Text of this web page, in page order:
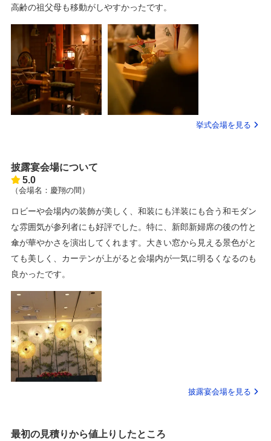
高齢の祖父母も移動がしやすかったです。
挙式会場を見る
披露宴会場について
5.0
（会場名：慶翔の間）
ロビーや会場内の装飾が美しく、和装にも洋装にも合う和モダン
な雰囲気が参列者にも好評でした。特に、新郎新婦席の後の竹と
傘が華やかさを演出してくれます。大きい窓から見える景色がと
ても美しく、カーテンが上がると会場内が一気に明るくなるのも
良かったです。
披露宴会場を見る
最初の見積りから値上りしたところ